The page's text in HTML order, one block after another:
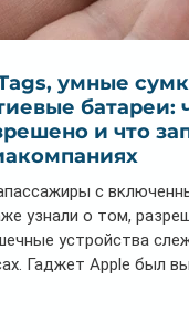
умные
батареи:
и что
с
узнали о том,
устройства
Гаджет Apple был